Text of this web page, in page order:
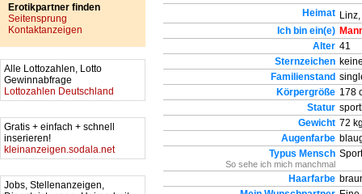
Erotikpartner finden
Seitensprung
Kontaktanzeigen
Alle Lottozahlen, Lotto
Gewinnabfrage
Lottozahlen Deutschland
Gratis + einfach + schnell
inserieren!
kleinanzeigen.sodala.net
Jobs, Stellenanzeigen,
Heimat
Ich bin ein(e)
Alter 41
Sternzeichen
Familienstand
Körpergröße 178
Statur
Gewicht 72
Augenfarbe
Typus Mensch
So sehe ich mich manchmal
Haarfarbe